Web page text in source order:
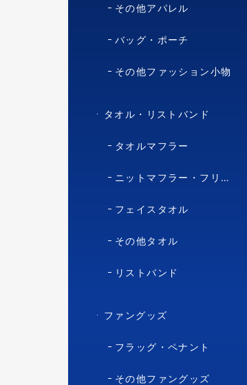
その他アパレル
バッグ・ポーチ
その他ファッション小物
タオル・リストバンド
タオルマフラー
ニットマフラー・フリースマフラー
フェイスタオル
その他タオル
リストバンド
ファングッズ
フラッグ・ペナント
その他ファングッズ